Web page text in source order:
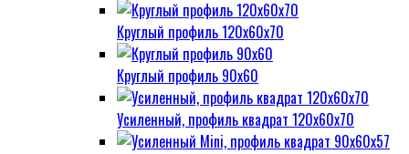
Круглый профиль 120х60х70
Круглый профиль 90х60
Усиленный, профиль квадрат 120х60х70